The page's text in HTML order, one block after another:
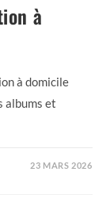
à
à domicile
albums et
23 MARS 2026